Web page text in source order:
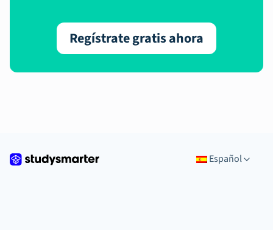
Regístrate gratis ahora
Español